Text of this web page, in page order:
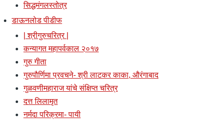
सिद्धमंगलस्तोत्र
डाऊनलोड पीडीफ
| श्रीगुरुचरित्र |
कन्यागत महापर्वकाल २०१७
गुरु गीता
गुरुपौर्णिमा प्रवचने- श्री लाटकर काका, औरंगाबाद
गुळवणीमहाराज यांचे संक्षिप्त चरित्र
दत्त लिलामृत
नर्मदा परिक्रमा- पायी